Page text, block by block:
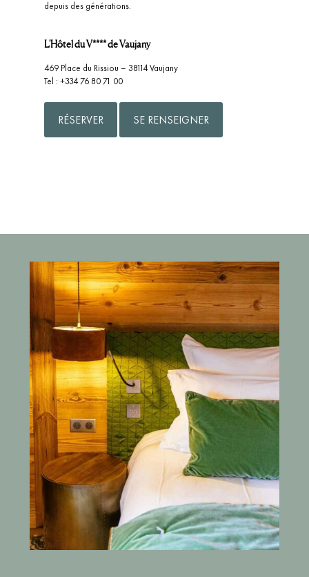
depuis des générations.
L'Hôtel du V**** de Vaujany
469 Place du Rissiou – 38114 Vaujany
Tel : +334 76 80 71 00
RÉSERVER SE RENSEIGNER